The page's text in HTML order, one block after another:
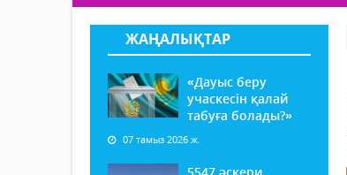
ЖАҢАЛЫҚТАР
«Дауыс беру
учаскесін қалай
табуға болады?»
07 тамыз 2026 ж.